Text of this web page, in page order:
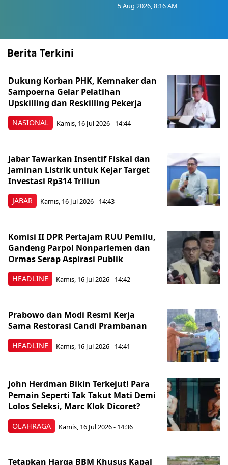
5 Aug 2026, 8:16 AM
Berita Terkini
NASIONAL
Dukung Korban PHK, Kemnaker dan
Sampoerna Gelar Pelatihan
Upskilling dan Reskilling Pekerja
Kamis, 16 Jul 2026 - 14:44
JABAR
Jabar Tawarkan Insentif Fiskal dan
Jaminan Listrik untuk Kejar Target
Investasi Rp314 Triliun
Kamis, 16 Jul 2026 - 14:43
HEADLINE
Komisi II DPR Pertajam RUU Pemilu,
Gandeng Parpol Nonparlemen dan
Ormas Serap Aspirasi Publik
Kamis, 16 Jul 2026 - 14:42
HEADLINE
Prabowo dan Modi Resmi Kerja
Sama Restorasi Candi Prambanan
Kamis, 16 Jul 2026 - 14:41
OLAHRAGA
John Herdman Bikin Terkejut! Para
Pemain Seperti Tak Takut Mati Demi
Lolos Seleksi, Marc Klok Dicoret?
Kamis, 16 Jul 2026 - 14:36
Tetapkan Harga BBM Khusus Kapal